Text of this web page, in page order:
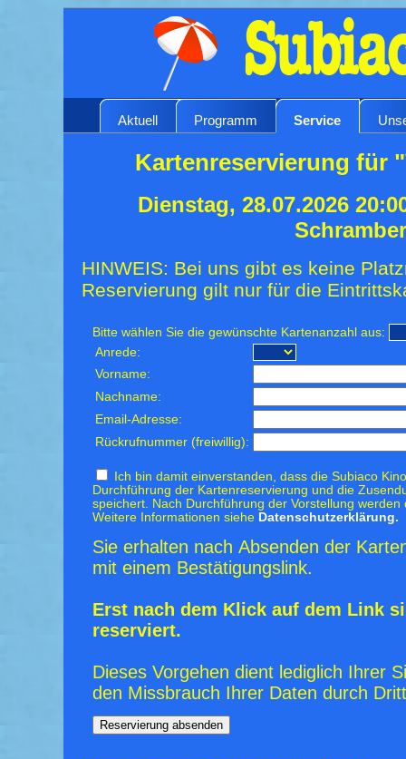
Aktuell Programm Service
Kartenreservierung für
Dienstag, 28.07.2026
HINWEIS: Bei uns gibt es keine
Reservierung gilt nur für die
Bitte wählen Sie die gewünschte Kartenanzahl aus:
Anrede:
Vorname:
Nachname:
Email-Adresse:
Rückrufnummer (freiwillig):
Ich bin damit einverstanden, dass die Subiaco
Durchführung der Kartenreservierung und die
speichert. Nach Durchführung der Vorstellung
Weitere Informationen siehe Datenschutzerklärung.
Sie erhalten nach Absenden der
mit einem Bestätigungslink.
Erst nach dem Klick auf dem Link
reserviert.
Dieses Vorgehen dient lediglich Ihrer
den Missbrauch Ihrer Daten durch